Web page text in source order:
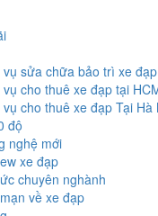
vụ sửa chữa bảo trì xe đạp
vụ cho thuê xe đạp tại
vụ cho thuê xe đạp Tại Hà
độ
nghệ mới
xe đạp
chuyên nghành
về xe đạp